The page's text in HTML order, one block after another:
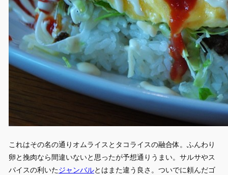
これはその名の通りオムライスとタコライスの融合体。ふんわり
卵と挽肉なら間違いないと思ったが予想通りうまい。サルサやス
パイスの利いたジャンバルとはまた違う良さ。ついでに頼んだゴ